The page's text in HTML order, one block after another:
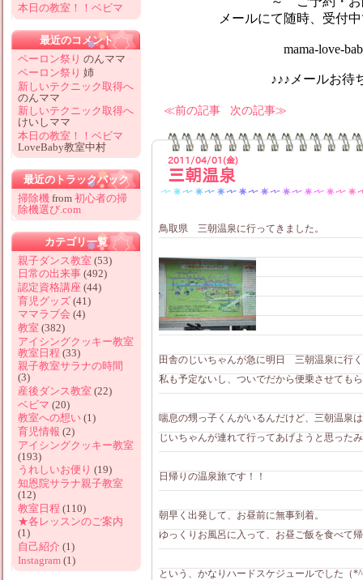
メールにて随時、受付中で
mama-love-
♪♪♪メールお待ちして
前の記事 次の記事
2011/04/01(金)
三朝温泉
鳥取県 三朝温泉に行ってきました。
田舎のじいちゃんが急に明日 三朝温泉に行
私も予定ないし、ついでだから便乗させても
喘息の甥っ子くんがいるんだけど、三朝温泉
じいちゃんが連れて行ってあげようと思った
日帰りの温泉旅です！！
朝早く出発して、お昼前に無事到着。
ゆっくりお風呂に入って、お昼ご飯を食べて
という、かなりハードスケジュールでした（
本日の教室！！ベビマ
最近のコメント
ペーロン祭り のんママ
ペーロン祭り 姉
新しいテクニック取得へ
のんママ
新しいテクニック取得へ
けいしママ
本日の教室！！ベビマ
LoveBaby教室中村
最近のトラックバック
掃除機 from 初心者の掃
除機選び.com
カテゴリ一覧
親子ダンス教室 (53)
日常の出来事 (492)
認定資格講座 (44)
育児グッズ (41)
ママラブ会 (4)
教室 (382)
アイシングクッキー教室
教室日程 (33)
親子教室サラナの時間
(3)
産後ダンス教室 (22)
ベビマ (20)
教室への想い (1)
育児情報 (2)
アイシングクッキー教室
(193)
うれしいお便り (19)
知恩院サラナ親子教室
(12)
教室日程 (110)
★各レッスンのご案内
(1)
自己紹介 (1)
Instagram (1)